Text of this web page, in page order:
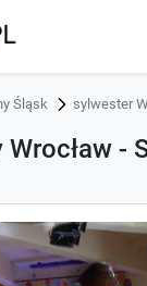
Śląsk sylwester
-